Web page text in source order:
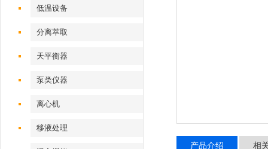
低温设备
分离萃取
天平衡器
泵类仪器
离心机
移液处理
产品介绍 相